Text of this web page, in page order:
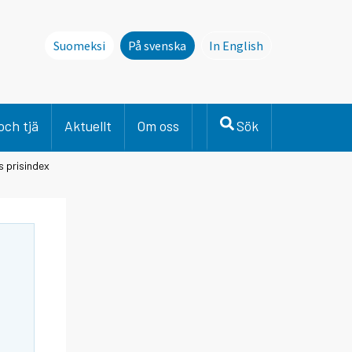
Suomeksi På svenska
In English
tjä Aktuellt Om oss Sök
prisindex